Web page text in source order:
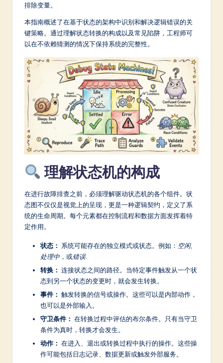
fi
C
hi
排除变量。
本指南概述了在基于状态的架构中识别和解决逻辑错误的关
键策略。通过理解状态转换的构成以及常见陷阱，工程师可
以在不依赖猜测的情况下保持系统的完整性。
理解状态机的构成
在进行故障排查之前，必须理解驱动状态机的各个组件。状
态图不仅仅是视觉上的呈现，更是一种逻辑契约，定义了系
统的生命周期。每个元素都在控制流程和数据方面发挥着特
定作用。
状态： 系统可能存在的独立模式或状态。例如： 空闲,
处理中 ，或错误
转换： 连接状态之间的路径。当特定事件触发从一个状
态到另一个状态的变更时，就会发生转换。
事件： 触发转换的信号或操作。这些可以是内部动作，
也可以是外部输入。
守卫条件： 在转换过程中评估的布尔条件。只有当守卫
条件为真时，转换才会发生。
动作： 在进入、退出或转换过程中执行的操作。这些操
作可能包括日志记录、数据更新或触发外部服务。